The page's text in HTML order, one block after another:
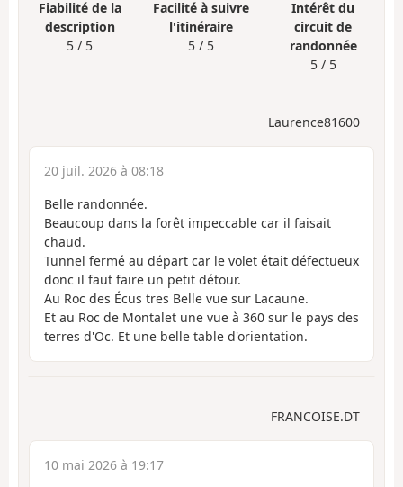
Fiabilité de la
description
5 / 5
Facilité à suivre
l'itinéraire
5 / 5
Intérêt du
circuit de
randonnée
5 / 5
Laurence81600
20 juil. 2026 à 08:18
Belle randonnée.
Beaucoup dans la forêt impeccable car il faisait
chaud.
Tunnel fermé au départ car le volet était défectueux
donc il faut faire un petit détour.
Au Roc des Écus tres Belle vue sur Lacaune.
Et au Roc de Montalet une vue à 360 sur le pays des
terres d'Oc. Et une belle table d'orientation.
FRANCOISE.DT
10 mai 2026 à 19:17